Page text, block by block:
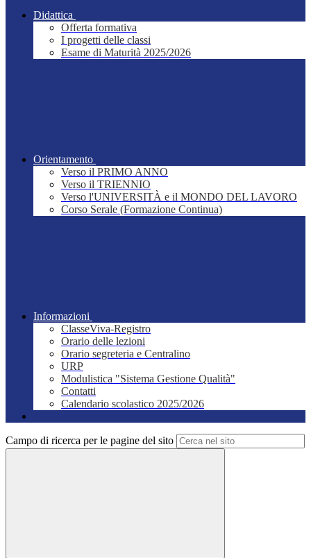
Didattica
Offerta formativa
I progetti delle classi
Esame di Maturità 2025/2026
Orientamento
Verso il PRIMO ANNO
Verso il TRIENNIO
Verso l'UNIVERSITÀ e il MONDO DEL LAVORO
Corso Serale (Formazione Continua)
Informazioni
ClasseViva-Registro
Orario delle lezioni
Orario segreteria e Centralino
URP
Modulistica "Sistema Gestione Qualità"
Contatti
Calendario scolastico 2025/2026
Campo di ricerca per le pagine del sito